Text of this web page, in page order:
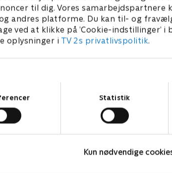
til dig. Vores samarbejdspartnere
andres platforme. Du kan til- og
ved at klikke på ’Cookie-indstillinger’ i
oplysninger i TV 2s privatlivspolitik.
Statistik
Kun nødvendige